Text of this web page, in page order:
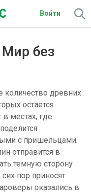
Войти
без
древних
остается
местах, где
с пришельцами.
отправится в
темную сторону
пор приносят
оказались в